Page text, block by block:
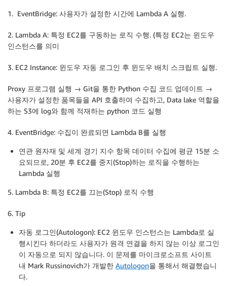
1. EventBridge: 사용자가 설정한 시간에 Lambda A 실행.
2. Lambda A: 특정 EC2를 구동하는 로직 수행. (특정 EC2는 윈도우
인스턴스를 의미
3. EC2 Instance: 윈도우 자동 로그인 후 윈도우 배치 스크립트 실행.
Proxy 프로그램 실행 → Git을 통한 Python 수집 코드 업데이트 →
사용자가 설정한 품목들을 API 호출하여 수집하고, Data lake 역할을
하는 S3에 log와 함께 적재하는 python 코드 실행
4. EventBridge: 수집이 완료되면 Lambda B를 실행
연관 원자재 및 세계 경기 지수 항목 데이터 수집에 평균 15분 소
요되므로, 20분 후 EC2를 중지(Stop)하는 로직을 수행하는
Lambda 실행
5. Lambda B: 특정 EC2를 끄는(Stop) 로직 수행
6. Tip
자동 로그인(Autologon): EC2 윈도우 인스턴스는 Lambda로 실
행시킨다 하더라도 사용자가 원격 연결을 하지 않는 이상 로그인
이 자동으로 되지 않습니다. 이 문제를 마이크로소프트 사이트
내 Mark Russinovich가 개발한 Autologon을 통해서 해결했습니
다.